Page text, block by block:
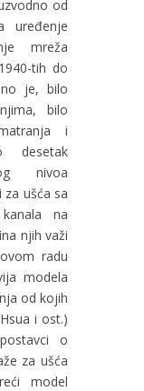
od
uređenje
mreža
tih do
je, bilo
bilo
i
desetak
nivoa
za ušća sa
na
njih važi
radu
modela
od kojih
i ost.)
o
za ušća
model